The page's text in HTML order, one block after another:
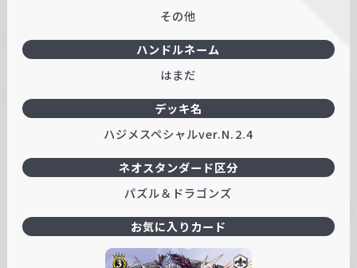
ハンドルネーム
はまだ
デッキ名
ハジメスペシャルver.N.2.4
その他
ネオスタンダード区分
パズル＆ドラゴンズ
お気に入りカード